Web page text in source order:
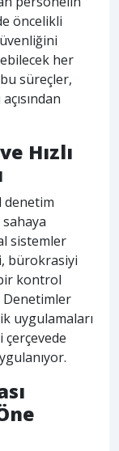
öncelikli
her
süreçler,
Hızlı
denetim
sistemler
bürokrasiyi
kontrol
Denetimler
uygulamaları